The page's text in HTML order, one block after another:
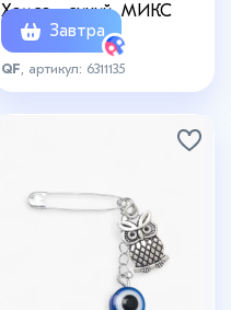
Хамса», синий, МИКС
Завтра
QF , артикул: 6311135